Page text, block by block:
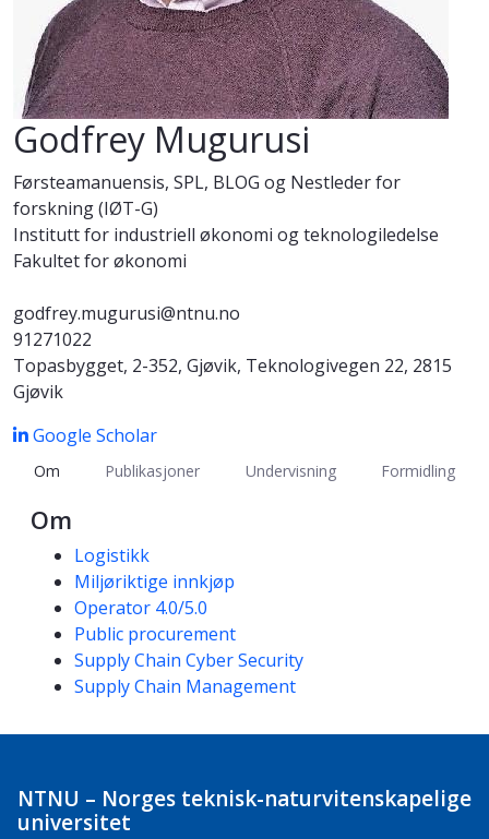
Godfrey Mugurusi
Førsteamanuensis, SPL, BLOG og Nestleder for
forskning (IØT-G)
Institutt for industriell økonomi og teknologiledelse
Fakultet for økonomi
godfrey.mugurusi@ntnu.no
91271022
Topasbygget, 2-352, Gjøvik, Teknologivegen 22, 2815
Gjøvik
Google Scholar
Om Publikasjoner Undervisning Formidling
Om
Kompetanseord
Logistikk
Miljøriktige innkjøp
Operator 4.0/5.0
Public procurement
Supply Chain Cyber Security
Supply Chain Management
NTNU – Norges teknisk-naturvitenskapelige
universitet